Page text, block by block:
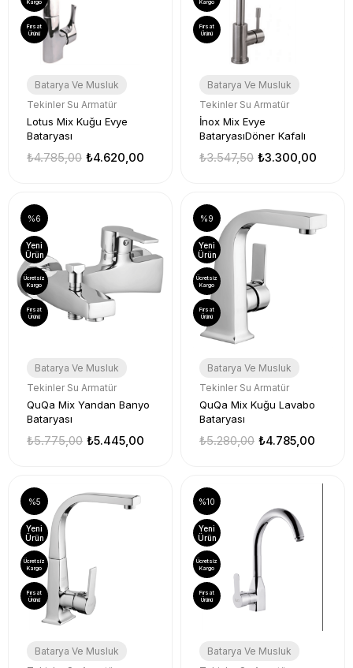
Batarya Ve Musluk
Tekinler Su Armatür
Lotus Mix Kuğu Evye
Bataryası
₺4.620,00
₺4.785,00
Kargo
Fırsat
Ürünü
Batarya Ve Musluk
Tekinler Su Armatür
İnox Mix Evye
BataryasıDöner Kafalı
₺3.300,00
₺3.547,50
Kargo
Fırsat
Ürünü
Batarya Ve Musluk
Tekinler Su Armatür
QuQa Mix Yandan Banyo
Bataryası
₺5.445,00
₺5.775,00
%6
Yeni
Ürün
Ücretsiz
Kargo
Fırsat
Ürünü
Batarya Ve Musluk
Tekinler Su Armatür
QuQa Mix Kuğu Lavabo
Bataryası
₺4.785,00
₺5.280,00
%9
Yeni
Ürün
Ücretsiz
Kargo
Fırsat
Ürünü
Batarya Ve Musluk
%5
Yeni
Ürün
Ücretsiz
Kargo
Fırsat
Ürünü
Batarya Ve Musluk
%10
Yeni
Ürün
Ücretsiz
Kargo
Fırsat
Ürünü